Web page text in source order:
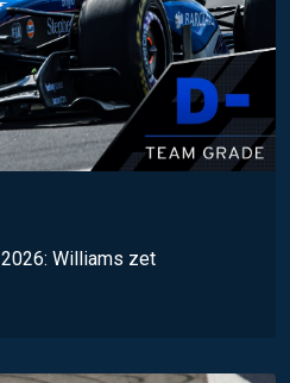
Williams zet